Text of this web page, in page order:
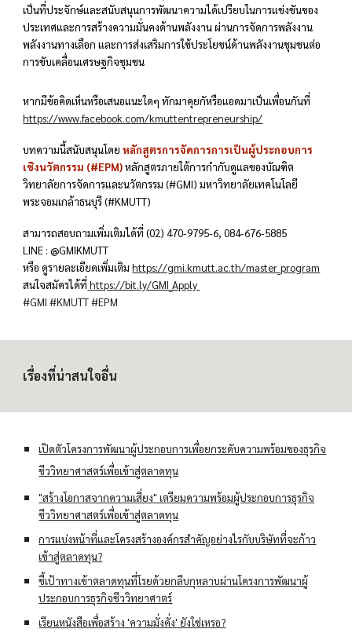
เป็นที่ประจักษ์และสนับสนุนการพัฒนาความได้เปรียบในการแข่งขันของ
ประเทศและการสร้างความมั่นคงด้านพลังงาน ผ่านการจัดการพลังงาน
พลังงานทางเลือก และการส่งเสริมการใช้ประโยชน์ด้านพลังงานชุมชนต่อ
การขับเคลื่อนเศรษฐกิจชุมชน
หากมีข้อคิดเห็นหรือเสนอแนะใดๆ ทักมาคุยกัหรือแอดมาเป็นเพื่อนกันที่
https://www.facebook.com/kmuttentrepreneurship/
บทความนี้สนับสนุนโดยหลักสูตรการจัดการการเป็นผู้ประกอบการ
เชิงนวัตกรรม (#EPM)หลักสูตรภายใต้การกำกับดูแลของบัณฑิต
วิทยาลัยการจัดการและนวัตกรรม (#GMI) มหาวิทยาลัยเทคโนโลยี
พระจอมเกล้าธนบุรี (#KMUTT)
สามารถสอบถามเพิ่มเติมได้ที่ (02) 470-9795-6, 084-676-5885
LINE : @GMIKMUTT
หรือ ดูรายละเอียดเพิ่มเติม https://gmi.kmutt.ac.th/master_program
สนใจสมัครได้ที่ https://bit.ly/GMI_Apply
#GMI #KMUTT #EPM
เรื่องที่น่าสนใจอื่น
เปิดตัวโครงการพัฒนาผู้ประกอบการเพื่อยกระดับความพร้อมของธุรกิจ
ชีววิทยาศาสตร์เพื่อเข้าสู่ตลาดทุน
"สร้างโอกาสจากความเสี่ยง" เตรียมความพร้อมผู้ประกอบการธุรกิจ
ชีววิทยาศาสตร์เพื่อเข้าสู่ตลาดทุน
การแบ่งหน้าที่และโครงสร้างองค์กรสำคัญอย่างไรกับบริษัทที่จะก้าว
เข้าสู่ตลาดทุน?
ชี้เป้าทางเข้าตลาดทุนที่โรยด้วยกลีบกุหลาบผ่านโครงการพัฒนาผู้
ประกอบการธุรกิจชีววิทยาศาตร์
เรียนหนังสือเพื่อสร้าง 'ความมั่งคั่ง' ยังใช่เหรอ?